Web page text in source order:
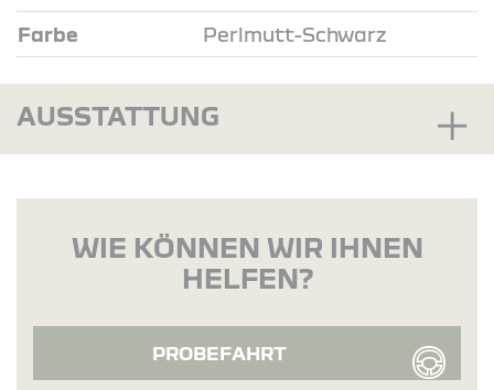
Farbe Perlmutt-Schwarz
AUSSTATTUNG
WIE KÖNNEN WIR IHNEN
HELFEN?
PROBEFAHRT